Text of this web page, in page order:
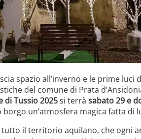
spazio all’inverno e le prime
del comune di Prata
di Tussio 2025si terrà sabato 29 e
un’atmosfera magica fatta
il territorio aquilano, che ogni